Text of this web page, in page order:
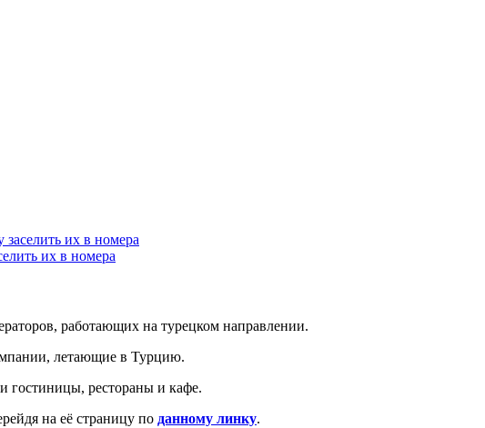
заселить их в номера
их в номера
работающих на турецком направлении.
летающие в Турцию.
гостиницы, рестораны и кафе.
на её страницу по данному линку.